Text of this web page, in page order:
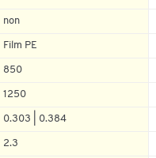
non
Film PE
850
1250
0.303 | 0.384
2.3